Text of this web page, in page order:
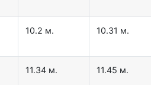
10.2 м. 10.31 м.
11.34 м. 11.45 м.